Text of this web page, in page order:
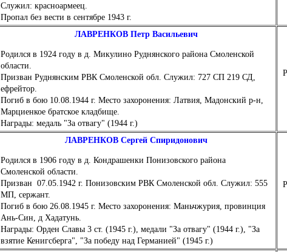
Служил: красноармеец.
Пропал без вести в сентябре 1943 г.
ЛАВРЕНКОВ Петр Васильевич
Родился в 1924 году в д. Микулино Руднянского района Смоленской
области.
Призван Руднянским РВК Смоленской обл. Служил: 727 СП 219 СД,
ефрейтор.
Погиб в бою 10.08.1944 г. Место захоронения: Латвия, Мадонский р-н,
Марциенкое братское кладбище.
Награды: медаль "За отвагу" (1944 г.)
ЛАВРЕНКОВ Сергей Спиридонович
Родился в 1906 году в д. Кондрашенки Понизовского района
Смоленской области.
Призван 07.05.1942 г. Понизовским РВК Смоленской обл. Служил: 555
МП, сержант.
Погиб в бою 26.08.1945 г. Место захоронения: Маньчжурия, провинция
Ань-Син, д Хадатунь.
Награды: Орден Славы 3 ст. (1945 г.), медали "За отвагу" (1944 г.), "За
взятие Кенигсберга", "За победу над Германией" (1945 г.)